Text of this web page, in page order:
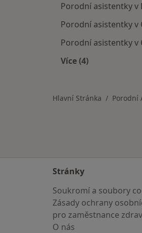
Porodní asistentky v
Porodní asistentky v
Porodní asistentky v
Více (4)
Hlavní Stránka Porodní
Stránky
Soukromí a soubory
Zásady ochrany
pro zaměstnance
O nás